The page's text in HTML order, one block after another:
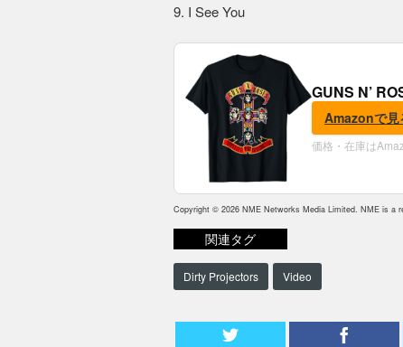
9. I See You
GUNS N’
Amazonで見
価格・在庫は
Copyright © 2026 NME Networks Media Limited. NME is a
関連タグ
Dirty Projectors Video